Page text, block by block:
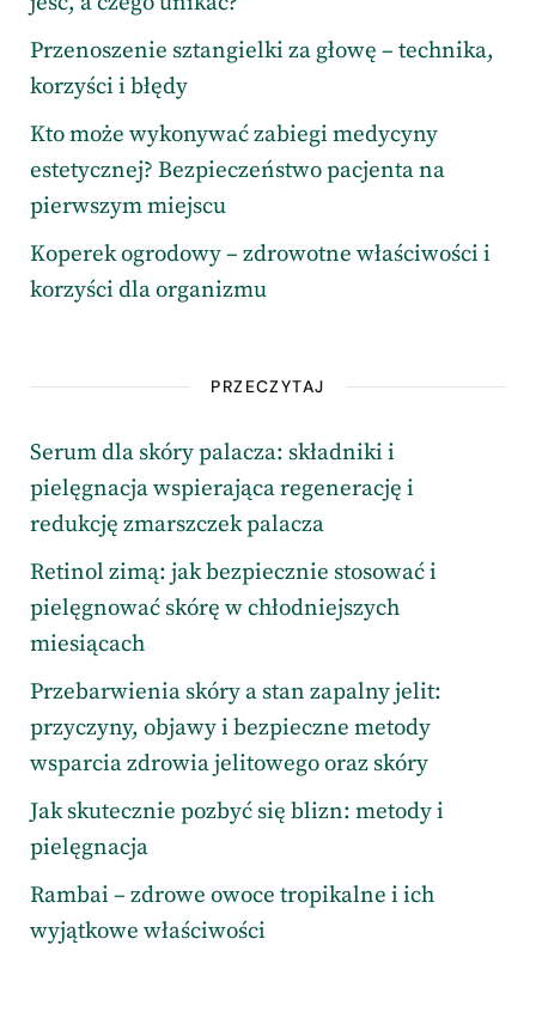
Przenoszenie sztangielki za głowę – technika,
korzyści i błędy
Kto może wykonywać zabiegi medycyny
estetycznej? Bezpieczeństwo pacjenta na
pierwszym miejscu
Koperek ogrodowy – zdrowotne właściwości i
korzyści dla organizmu
PRZECZYTAJ
Serum dla skóry palacza: składniki i
pielęgnacja wspierająca regenerację i
redukcję zmarszczek palacza
Retinol zimą: jak bezpiecznie stosować i
pielęgnować skórę w chłodniejszych
miesiącach
Przebarwienia skóry a stan zapalny jelit:
przyczyny, objawy i bezpieczne metody
wsparcia zdrowia jelitowego oraz skóry
Jak skutecznie pozbyć się blizn: metody i
pielęgnacja
Rambai – zdrowe owoce tropikalne i ich
wyjątkowe właściwości